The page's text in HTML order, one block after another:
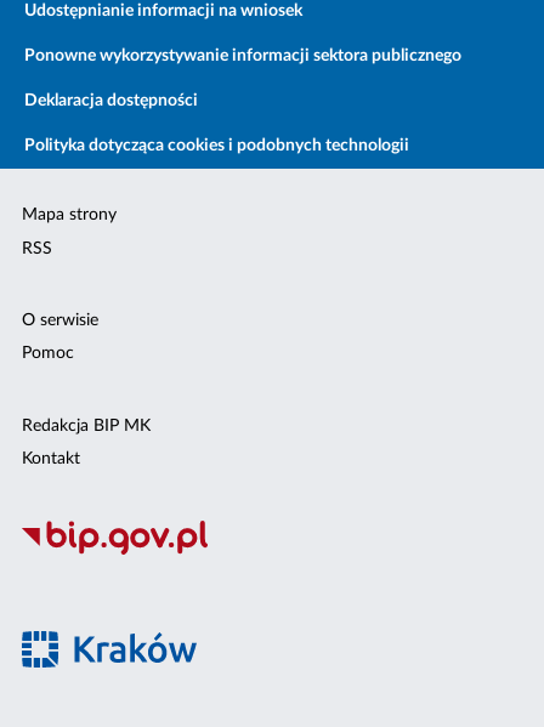
Udostępnianie informacji na wniosek
Ponowne wykorzystywanie informacji sektora publicznego
Deklaracja dostępności
Polityka dotycząca cookies i podobnych technologii
Mapa strony
RSS
O serwisie
Pomoc
Redakcja BIP MK
Kontakt